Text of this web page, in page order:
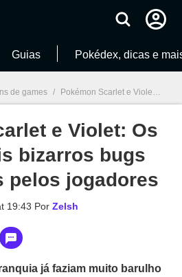
Guias Pokédex, dicas e
de games / Pokémon Scarlet e Violet
e Violet: Os
bizarros bugs
pelos jogadores
19:43 Por Zelsh
já faziam muito barulho